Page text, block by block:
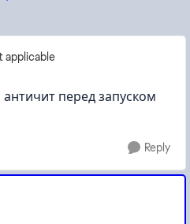
applicable
перед запуском
Reply